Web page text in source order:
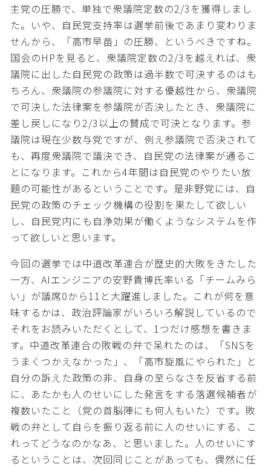
主党の圧勝で、単独で衆議院定数の2/3を獲得しまし
た。いや、自民党支持率は選挙前後であまり変わりま
せんから、「高市早苗」の圧勝、というべきですね。
国会のHPを見ると、衆議院定数の2/3を越えれば、衆
議院に出した自民党の政策は過半数で可決するのはも
ちろん、衆議院の参議院に対する優越性から、衆議院
で可決した法律案を参議院が否決したとき、衆議院に
差し戻しになり2/3以上の賛成で可決となります。参
議院は現在少数与党ですが、例え参議院で否決されて
も、再度衆議院で議決でき、自民党の法律案が通るこ
とになります。これから4年間は自民党のやりたい放
題の可能性があるということです。是非野党には、自
民党の政策のチェック機構の役割を果たして欲しい
し、自民党内にも自浄効果が働くようなシステムを作
って欲しいと思います。
今回の選挙では中道改革連合が歴史的大敗をきたした
一方、AIエンジニアの安野貴博氏率いる「チームみら
い」が議席0から11と大躍進しました。これが何を意
味するかは、政治評論家がいろいろ解説しているので
それをお読みいただくとして、1つだけ感想を書きま
す。中道改革連合の敗戦の弁で呆れたのは、「SNSを
うまくつかえなかった」、「高市旋風にやられた」と
自分の訴えた政策の非、自身の至らなさを反省する前
に、あたかも人のせいにした発言をする落選候補者が
複数いたこと（党の首脳陣にも何人もいた）です。敗
戦の弁として自らを振り返る前に人のせいにする、こ
れってどうなのかなあ、と思いました。人のせいにす
るということは、次回同じことがあっても、偶然に任